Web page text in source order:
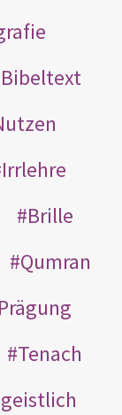
Irrlehre
Brille
Qumran
Prägung
Tenach
geistlich